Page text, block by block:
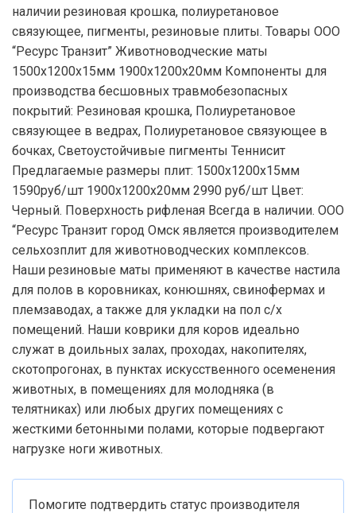
наличии резиновая крошка, полиуретановое
связующее, пигменты, резиновые плиты. Товары ООО
“Ресурс Транзит” Животноводческие маты
1500х1200х15мм 1900х1200х20мм Компоненты для
производства бесшовных травмобезопасных
покрытий: Резиновая крошка, Полиуретановое
связующее в ведрах, Полиуретановое связующее в
бочках, Светоустойчивые пигменты Теннисит
Предлагаемые размеры плит: 1500х1200х15мм
1590руб/шт 1900х1200х20мм 2990 руб/шт Цвет:
Черный. Поверхность рифленая Всегда в наличии. ООО
“Ресурс Транзит город Омск является производителем
сельхозплит для животноводческих комплексов.
Наши резиновые маты применяют в качестве настила
для полов в коровниках, конюшнях, свинофермах и
племзаводах, а также для укладки на пол с/х
помещений. Наши коврики для коров идеально
служат в доильных залах, проходах, накопителях,
скотопрогонах, в пунктах искусственного осеменения
животных, в помещениях для молодняка (в
телятниках) или любых других помещениях с
жесткими бетонными полами, которые подвергают
нагрузке ноги животных.
Помогите подтвердить статус производителя